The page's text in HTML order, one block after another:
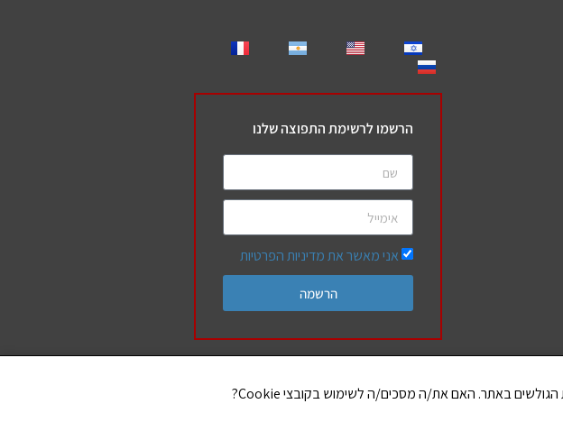
הרשמו לרשימת התפוצה שלנו
אני מאשר את מדיניות הפרטיות
הרשמה